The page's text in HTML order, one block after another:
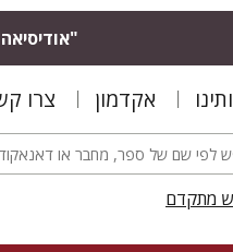
אקדמון צרו
מתקדם